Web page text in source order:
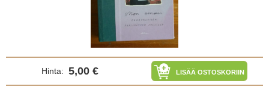
Hinta: 5,00 € LISÄÄ OSTOSKORIIN